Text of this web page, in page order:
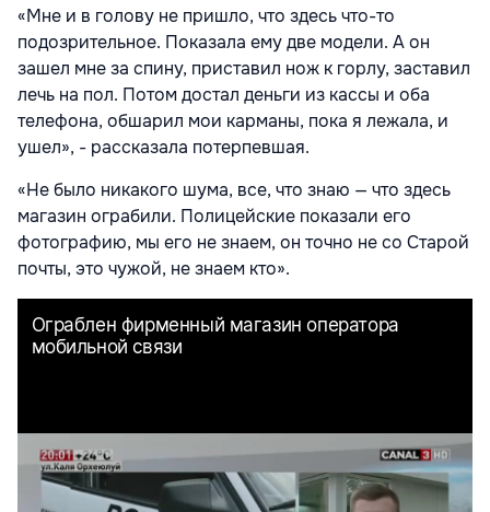
«Мне и в голову не пришло, что здесь что-то
подозрительное. Показала ему две модели. А он
зашел мне за спину, приставил нож к горлу, заставил
лечь на пол. Потом достал деньги из кассы и оба
телефона, обшарил мои карманы, пока я лежала, и
ушел», - рассказала потерпевшая.
«Не было никакого шума, все, что знаю — что здесь
магазин ограбили. Полицейские показали его
фотографию, мы его не знаем, он точно не со Старой
почты, это чужой, не знаем кто».